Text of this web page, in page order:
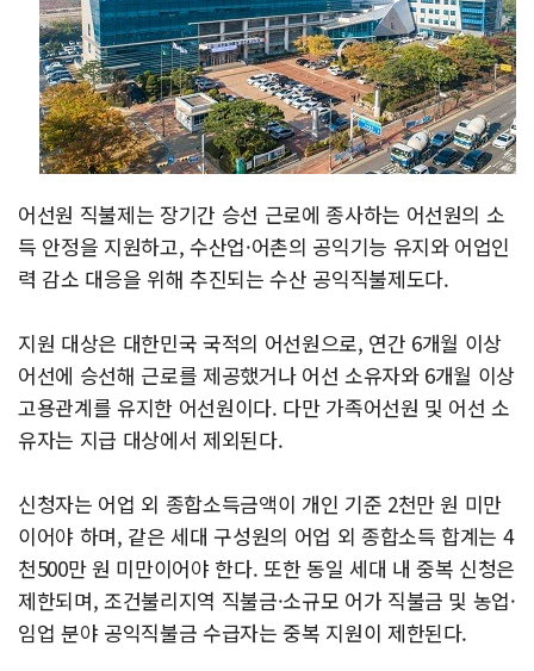
어선원 직불제는 장기간 승선 근로에 종사하는 어선원의 소
득 안정을 지원하고, 수산업·어촌의 공익기능 유지와 어업인
력 감소 대응을 위해 추진되는 수산 공익직불제도다.
지원 대상은 대한민국 국적의 어선원으로, 연간 6개월 이상
어선에 승선해 근로를 제공했거나 어선 소유자와 6개월 이상
고용관계를 유지한 어선원이다. 다만 가족어선원 및 어선 소
유자는 지급 대상에서 제외된다.
신청자는 어업 외 종합소득금액이 개인 기준 2천만 원 미만
이어야 하며, 같은 세대 구성원의 어업 외 종합소득 합계는 4
천500만 원 미만이어야 한다. 또한 동일 세대 내 중복 신청은
제한되며, 조건불리지역 직불금·소규모 어가 직불금 및 농업·
임업 분야 공익직불금 수급자는 중복 지원이 제한된다.